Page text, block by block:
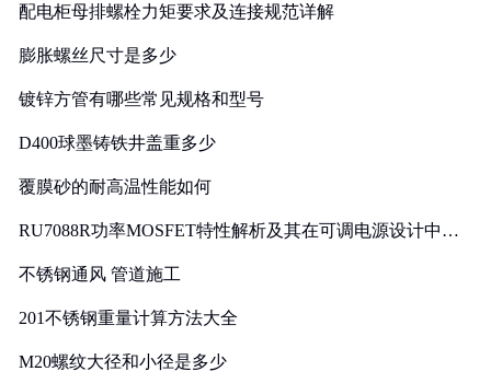
配电柜母排螺栓力矩要求及连接规范详解
膨胀螺丝尺寸是多少
镀锌方管有哪些常见规格和型号
D400球墨铸铁井盖重多少
覆膜砂的耐高温性能如何
RU7088R功率MOSFET特性解析及其在可调电源设计中的
不锈钢通风 管道施工
201不锈钢重量计算方法大全
M20螺纹大径和小径是多少